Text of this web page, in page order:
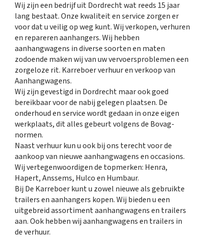
Wij zijn een bedrijf uit Dordrecht wat reeds 15 jaar
lang bestaat. Onze kwaliteit en service zorgen er
voor dat u veilig op weg kunt. Wij verkopen, verhuren
en repareren aanhangers. Wij hebben
aanhangwagens in diverse soorten en maten
zodoende maken wij van uw vervoersproblemen een
zorgeloze rit. Karreboer verhuur en verkoop van
Aanhangwagens.
Wij zijn gevestigd in Dordrecht maar ook goed
bereikbaar voor de nabij gelegen plaatsen. De
onderhoud en service wordt gedaan in onze eigen
werkplaats, dit alles gebeurt volgens de Bovag-
normen.
Naast verhuur kun u ook bij ons terecht voor de
aankoop van nieuwe aanhangwagens en occasions.
Wij vertegenwoordigen de topmerken: Henra,
Hapert, Anssems, Hulco en Humbaur.
Bij De Karreboer kunt u zowel nieuwe als gebruikte
trailers en aanhangers kopen. Wij bieden u een
uitgebreid assortiment aanhangwagens en trailers
aan. Ook hebben wij aanhangwagens en trailers in
de verhuur.